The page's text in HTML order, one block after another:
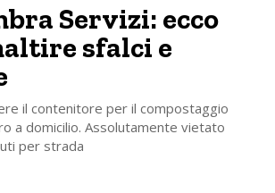
Servizi: ecco
sfalci e
il contenitore per il compostaggio
a domicilio. Assolutamente vietato
per strada